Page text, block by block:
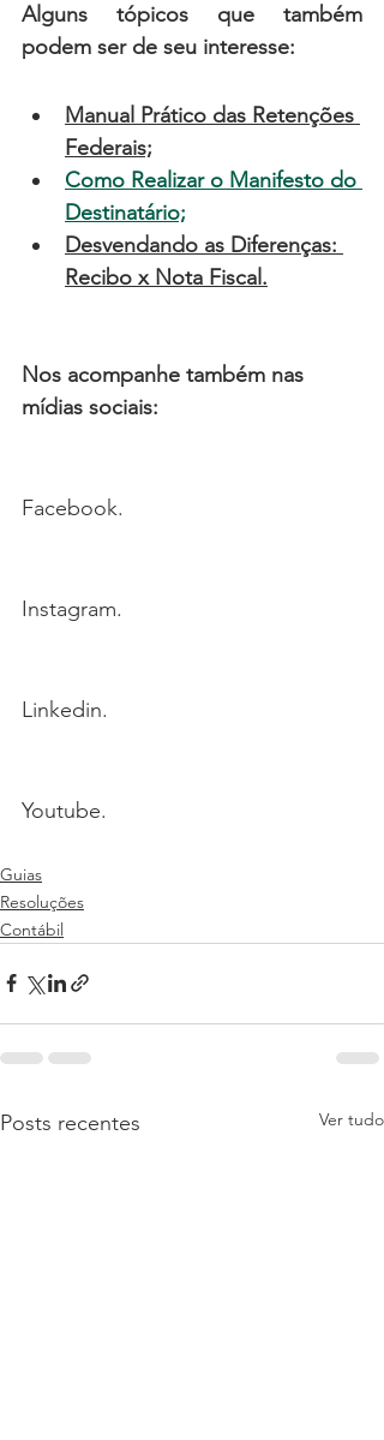
Alguns tópicos que também
podem ser de seu interesse:
Manual Prático das Retenções
Federais;
Como Realizar o Manifesto do
Destinatário;
Desvendando as Diferenças:
Recibo x Nota Fiscal .
Nos acompanhe também nas
mídias sociais:
Facebook.
Instagram.
Linkedin.
Youtube.
Guias
Resoluções
Contábil
Posts recentes Ver tudo